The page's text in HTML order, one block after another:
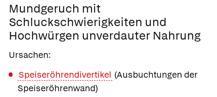
Mundgeruch mit
Schluckschwierigkeiten und
Hochwürgen unverdauter Nahrung
Ursachen:
Speiseröhrendivertikel (Ausbuchtungen der
Speiseröhrenwand)